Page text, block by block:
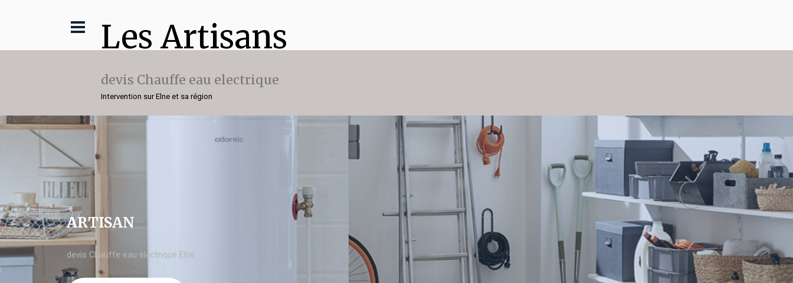
Les Artisans
devis Chauffe eau electrique
Intervention sur Elne et sa région
ARTISAN
devis Chauffe eau electrique Elne